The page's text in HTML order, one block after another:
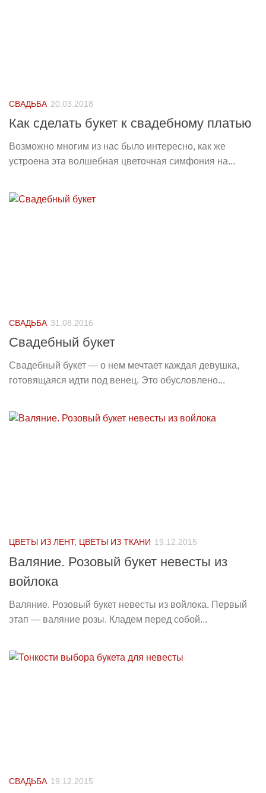
СВАДЬБА 20.03.2018
Как сделать букет к свадебному платью
Возможно многим из нас было интересно, как же
устроена эта волшебная цветочная симфония на...
СВАДЬБА 31.08.2016
Свадебный букет
Свадебный букет — о нем мечтает каждая девушка,
готовящаяся идти под венец. Это обусловлено...
ЦВЕТЫ ИЗ ЛЕНТ, ЦВЕТЫ ИЗ ТКАНИ 19.12.2015
Валяние. Розовый букет невесты из
войлока
Валяние. Розовый букет невесты из войлока. Первый
этап — валяние розы. Кладем перед собой...
СВАДЬБА 19.12.2015